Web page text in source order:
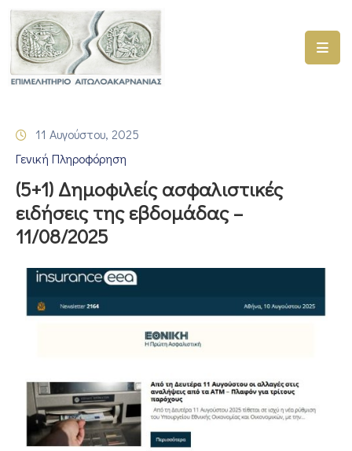
ΑΡΧΙΚΗ
ΓΕΜΗ
–
ΥΜΣ
ΠΡΟΓΡΑΜΜΑΤΑ
ΕΠΙΜΕΛΗΤΗΡΙΟΥ
ΣΥΜΜΕΤΟΧΗ
ΕΤΑΙΡΕΙΕΣ
11 Αυγούστου, 2025
Γενική Πληροφόρηση
(5+1) Δημοφιλείς ασφαλιστικές
ειδήσεις της εβδομάδας –
11/08/2025